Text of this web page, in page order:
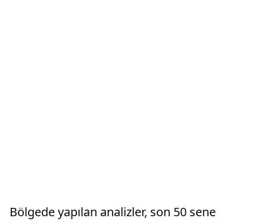
Bölgede yapılan analizler, son 50 sene